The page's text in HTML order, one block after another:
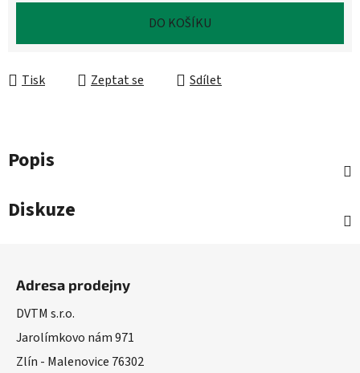
DO KOŠÍKU
Tisk Zeptat se Sdílet
Popis
Diskuze
Adresa prodejny
DVTM s.r.o.
Jarolímkovo nám 971
Zlín - Malenovice 76302